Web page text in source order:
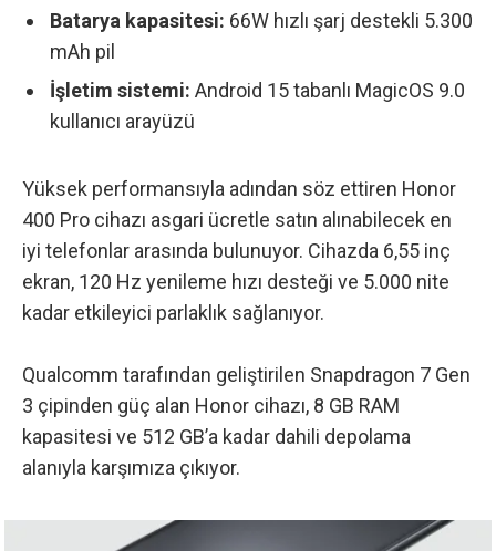
Batarya kapasitesi: 66W hızlı şarj destekli 5.300
mAh pil
İşletim sistemi: Android 15 tabanlı MagicOS 9.0
kullanıcı arayüzü
Yüksek performansıyla adından söz ettiren Honor
400 Pro cihazı asgari ücretle satın alınabilecek en
iyi telefonlar arasında bulunuyor. Cihazda 6,55 inç
ekran, 120 Hz yenileme hızı desteği ve 5.000 nite
kadar etkileyici parlaklık sağlanıyor.
Qualcomm tarafından geliştirilen Snapdragon 7 Gen
3 çipinden güç alan Honor cihazı, 8 GB RAM
kapasitesi ve 512 GB’a kadar dahili depolama
alanıyla karşımıza çıkıyor.